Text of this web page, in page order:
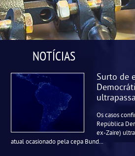
NOTÍCIAS
Surto de
Os casos
República
ex-Zaire)
atual ocasionado pela cepa Bund...